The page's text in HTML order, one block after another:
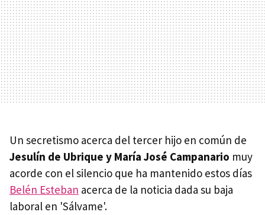
Un secretismo acerca del tercer hijo en común de
Jesulín de Ubrique y María José Campanario muy
acorde con el silencio que ha mantenido estos días
Belén Esteban acerca de la noticia dada su baja
laboral en 'Sálvame'.